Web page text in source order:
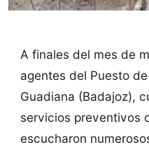
A finales del mes de
agentes del Puesto
Guadiana (Badajoz),
servicios preventivos
escucharon